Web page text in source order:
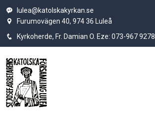
lulea@katolskakyrkan.se
Furumovägen 40, 974 36 Luleå
Kyrkoherde, Fr. Damian O. Eze: 073-967 9278